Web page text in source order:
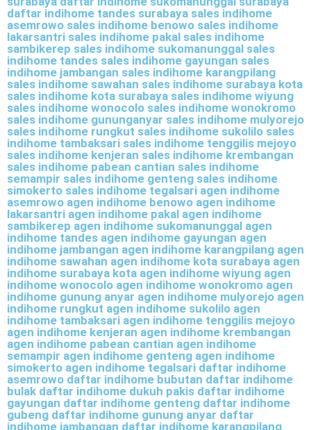
daftar indihome tandes surabaya sales indihome
asemrowo sales indihome benowo sales indihome
lakarsantri sales indihome pakal sales indihome
sambikerep sales indihome sukomanunggal sales
indihome tandes sales indihome gayungan sales
indihome jambangan sales indihome karangpilang
sales indihome sawahan sales indihome surabaya kota
sales indihome kota surabaya sales indihome wiyung
sales indihome wonocolo sales indihome wonokromo
sales indihome gununganyar sales indihome mulyorejo
sales indihome rungkut sales indihome sukolilo sales
indihome tambaksari sales indihome tenggilis mejoyo
sales indihome kenjeran sales indihome krembangan
sales indihome pabean cantian sales indihome
semampir sales indihome genteng sales indihome
simokerto sales indihome tegalsari agen indihome
asemrowo agen indihome benowo agen indihome
lakarsantri agen indihome pakal agen indihome
sambikerep agen indihome sukomanunggal agen
indihome tandes agen indihome gayungan agen
indihome jambangan agen indihome karangpilang agen
indihome sawahan agen indihome kota surabaya agen
indihome surabaya kota agen indihome wiyung agen
indihome wonocolo agen indihome wonokromo agen
indihome gunung anyar agen indihome mulyorejo agen
indihome rungkut agen indihome sukolilo agen
indihome tambaksari agen indihome tenggilis mejoyo
agen indihome kenjeran agen indihome krembangan
agen indihome pabean cantian agen indihome
semampir agen indihome genteng agen indihome
simokerto agen indihome tegalsari daftar indihome
asemrowo daftar indihome bubutan daftar indihome
bulak daftar indihome dukuh pakis daftar indihome
gayungan daftar indihome genteng daftar indihome
gubeng daftar indihome gunung anyar daftar
indihome jambangan daftar indihome karangpilang